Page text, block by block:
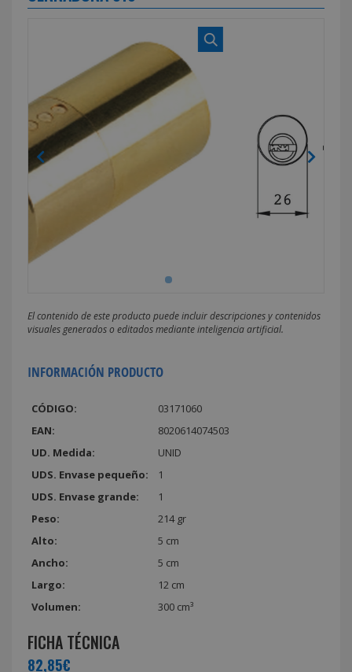
El contenido de este producto puede incluir descripciones y contenidos
visuales generados o editados mediante inteligencia artificial.
INFORMACIÓN PRODUCTO
CÓDIGO:
03171060
EAN:
8020614074503
UD. Medida:
UNID
UDS. Envase pequeño:
1
UDS. Envase grande:
1
Peso:
214 gr
Alto:
5 cm
Ancho:
5 cm
Largo:
12 cm
Volumen:
300 cm³
FICHA TÉCNICA
82,85€